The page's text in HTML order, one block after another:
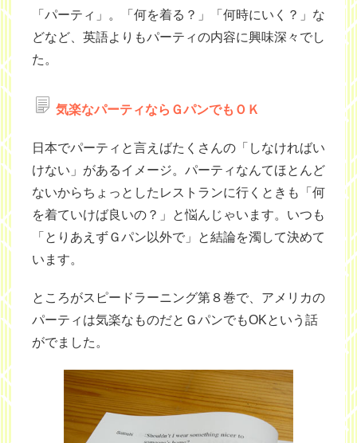
「パーティ」。「何を着る？」「何時にいく？」な
どなど、英語よりもパーティの内容に興味深々でし
た。
気楽なパーティならＧパンでもＯＫ
日本でパーティと言えばたくさんの「しなければい
けない」があるイメージ。パーティなんてほとんど
ないからちょっとしたレストランに行くときも「何
を着ていけば良いの？」と悩んじゃいます。いつも
「とりあえずＧパン以外で」と結論を濁して決めて
います。
ところがスピードラーニング第８巻で、アメリカの
パーティは気楽なものだとＧパンでもOKという話
がでました。